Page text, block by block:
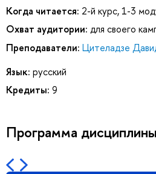
Когда читается: 2-й курс, 1-3
Охват аудитории: для своего
Преподаватели: Цителадзе
Язык: русский
Кредиты: 9
Программа дисциплины